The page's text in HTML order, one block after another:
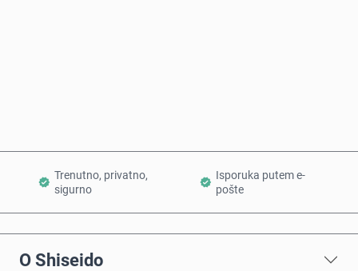
Trenutno, privatno,
sigurno
Isporuka putem e-
pošte
O Shiseido